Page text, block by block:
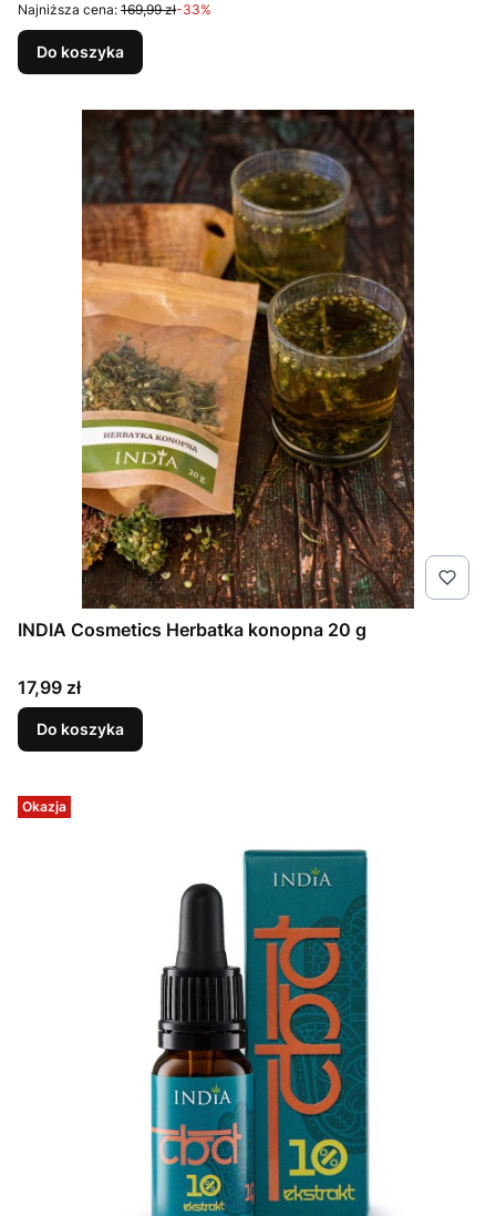
Najniższa cena: 169,99 zł-33%
Do koszyka
INDIA Cosmetics Herbatka konopna 20 g
Cena
17,99 zł
Do koszyka
Okazja